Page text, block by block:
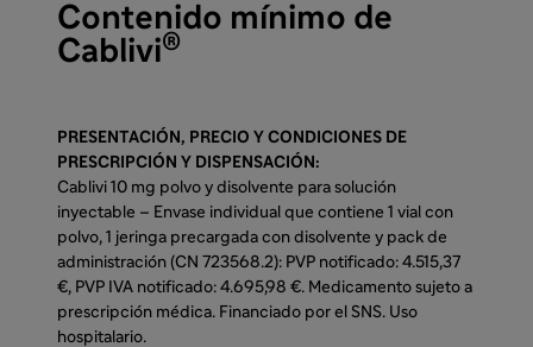
Contenido mínimo de
Cablivi®
PRESENTACIÓN, PRECIO Y CONDICIONES DE
PRESCRIPCIÓN Y DISPENSACIÓN:
Cablivi 10 mg polvo y disolvente para solución
inyectable – Envase individual que contiene 1 vial con
polvo, 1 jeringa precargada con disolvente y pack de
administración (CN 723568.2): PVP notificado: 4.515,37
€, PVP IVA notificado: 4.695,98 €. Medicamento sujeto a
prescripción médica. Financiado por el SNS. Uso
hospitalario.